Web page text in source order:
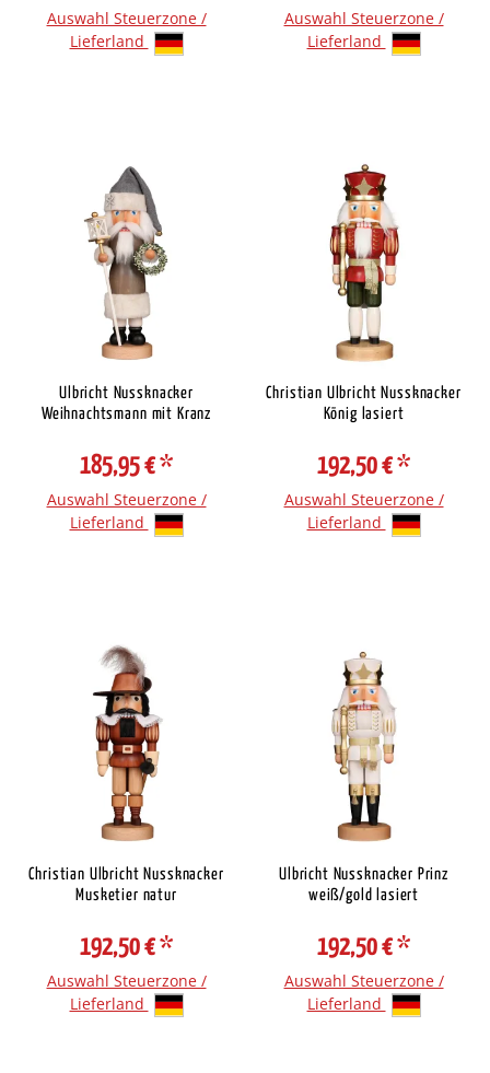
Auswahl Steuerzone /
Lieferland
Auswahl Steuerzone /
Lieferland
Ulbricht Nussknacker
Weihnachtsmann mit Kranz
185,95 €*
Auswahl Steuerzone /
Lieferland
Christian Ulbricht Nussknacker
König lasiert
192,50 €*
Auswahl Steuerzone /
Lieferland
Christian Ulbricht Nussknacker
Musketier natur
192,50 €*
Auswahl Steuerzone /
Lieferland
Ulbricht Nussknacker Prinz
weiß/gold lasiert
192,50 €*
Auswahl Steuerzone /
Lieferland